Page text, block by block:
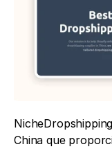
China que